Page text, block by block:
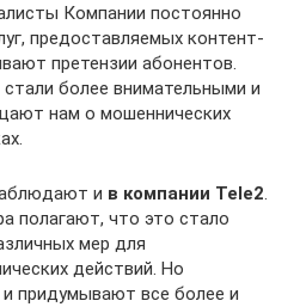
Компании постоянно
предоставляемых контент-
претензии абонентов.
более внимательными и
нам о мошеннических
и в компании Tele2
полагают, что это стало
мер для
действий. Но
придумывают все более и